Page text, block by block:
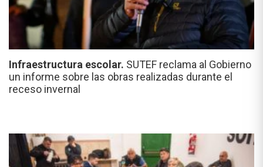
Infraestructura escolar. SUTEF reclama al Gobierno
un informe sobre las obras realizadas durante el
receso invernal